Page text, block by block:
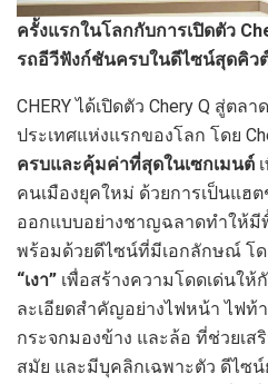
ครั้งแรกในโลกกับการเปิดตัว
รถอีวีฟังก์ชันครบในดีไซน์สุดคิว
CHERY ได้เปิดตัว Chery Q สู่ตล
ประเทศแห่งแรกของโลก โดย
ครบและคุ้มค่าที่สุดในเซกเมนต์
คนเมืองยุคใหม่ ด้วยการเป็นแฮ
ออกแบบอย่างชาญฉลาดทำให้มี
พร้อมด้วยดีไซน์ที่มีเอกลักษณ์ โ
“เงา” เพื่อสร้างความโดดเด่นใ
ละเอียดสำคัญอย่างไฟหน้า ไฟท้
กระจกมองข้าง และล้อ ที่ช่วยเ
สมัย และมีบุคลิกเฉพาะตัว ดีไซ